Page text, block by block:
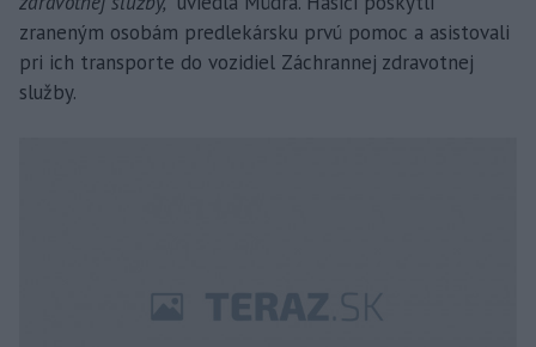
zraneným osobám predlekársku prvú pomoc a asistovali
pri ich transporte do vozidiel Záchrannej zdravotnej
služby.